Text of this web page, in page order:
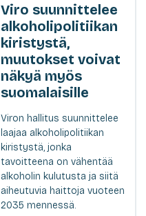
Viro suunnittelee
alkoholipolitiikan
kiristystä,
muutokset voivat
näkyä myös
suomalaisille
Viron hallitus suunnittelee
laajaa alkoholipolitiikan
kiristystä, jonka
tavoitteena on vähentää
alkoholin kulutusta ja siitä
aiheutuvia haittoja vuoteen
2035 mennessä.